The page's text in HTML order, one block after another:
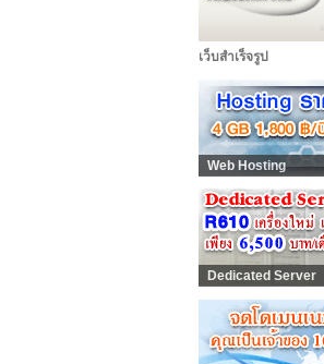
เว็บสำเร็จรูป
Web Hosting
Dedicated Server